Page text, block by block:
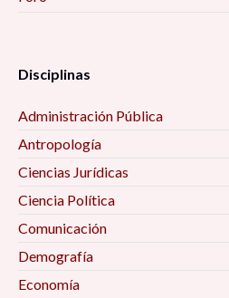
Disciplinas
Administración Pública
Antropología
Ciencias Jurídicas
Ciencia Política
Comunicación
Demografía
Economía